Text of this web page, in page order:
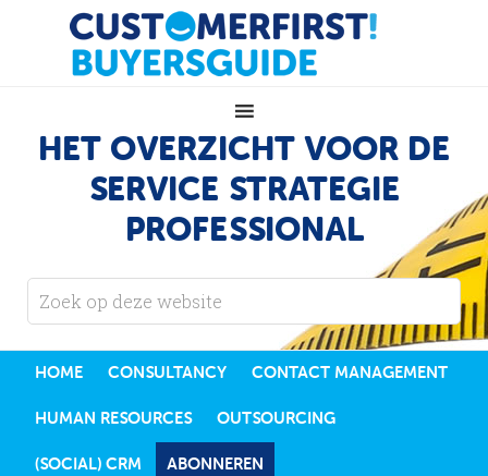
HET OVERZICHT VOOR DE
SERVICE STRATEGIE
PROFESSIONAL
HOME CONSULTANCY CONTACT MANAGEMENT
HUMAN RESOURCES OUTSOURCING
(SOCIAL) CRM ABONNEREN